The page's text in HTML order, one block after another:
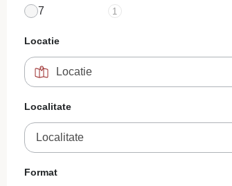
7 1
Locatie
Localitate
Localitate
Format